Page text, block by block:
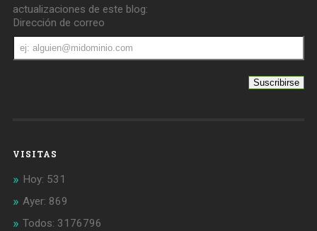
actualizaciones de este blog:
Dirección de correo
Dirección
de
correo
VISITAS
Hoy: 531
Ayer: 869
Todos: 3176796